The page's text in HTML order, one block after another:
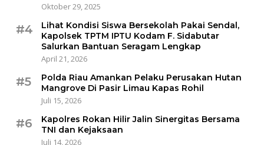
Oktober 29, 2025
#4
Lihat Kondisi Siswa Bersekolah Pakai Sendal,
Kapolsek TPTM IPTU Kodam F. Sidabutar
Salurkan Bantuan Seragam Lengkap
April 21, 2026
#5
Polda Riau Amankan Pelaku Perusakan Hutan
Mangrove Di Pasir Limau Kapas Rohil
Juli 15, 2026
#6
Kapolres Rokan Hilir Jalin Sinergitas Bersama
TNI dan Kejaksaan
Juli 14, 2026